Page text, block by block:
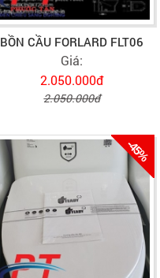
BỒN CẦU FORLARD FLT06
Giá:
2.050.000đ
2.050.000đ
-45%